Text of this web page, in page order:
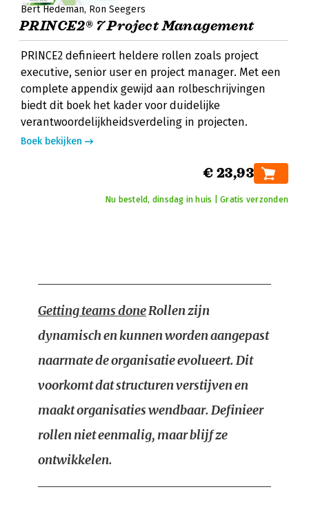
Bert Hedeman Ron Seegers
PRINCE2® 7 Project Management
PRINCE2 definieert heldere rollen zoals project
executive, senior user en project manager. Met een
complete appendix gewijd aan rolbeschrijvingen
biedt dit boek het kader voor duidelijke
verantwoordelijkheidsverdeling in projecten.
Boek bekijken
€ 23,93
Nu besteld, dinsdag in huis | Gratis verzonden
Getting teams doneRollen zijn
dynamisch en kunnen worden aangepast
naarmate de organisatie evolueert. Dit
voorkomt dat structuren verstijven en
maakt organisaties wendbaar. Definieer
rollen niet eenmalig, maar blijf ze
ontwikkelen.